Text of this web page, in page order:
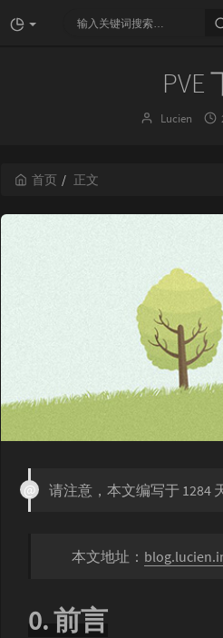
博
Lucien
首页 正文
请注意，本文编写于 1284
本文地址：
0. 前言